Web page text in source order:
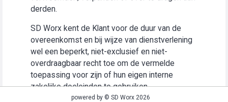
derden.
SD Worx kent de Klant voor de duur van de
overeenkomst en bij wijze van dienstverlening
wel een beperkt, niet-exclusief en niet-
overdraagbaar recht toe om de vermelde
toepassing voor zijn of hun eigen interne
zakelijke doeleinden te gebruiken
(“Gebruiksrecht”).powered by © SD Worx 2026